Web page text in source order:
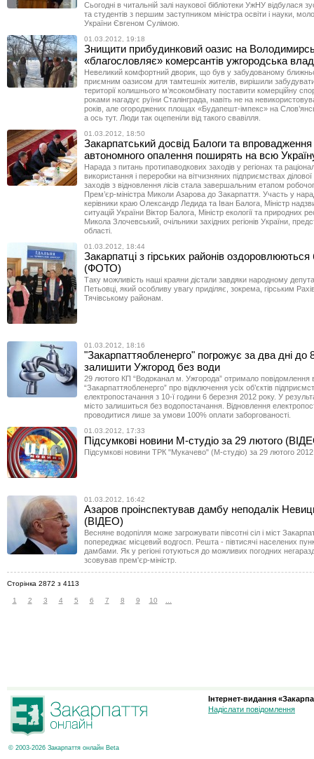
Сьогодні в читальній залі наукової бібліотеки УжНУ відбулася
та студентів з першим заступником міністра освіти і науки,
України Євгеном Сулімою.
01.03.2012, 19:18
Знищити прибудинковий оазис на
«благословляє» комерсантів ужгородська
Невеликий комфортний дворик, що був у забудованому
приємним оазисом для тамтешніх жителів, вирішили
території колишнього м’ясокомбінату поставити комерційну
роками нагадує руїни Сталінграда, навіть не на
років, але огороджених площах «Будапешт-імпекс» на
а ось тут. Люди так оцепеніли від такого свавілля.
01.03.2012, 18:50
Закарпатський досвід Балоги та впровадження
автономного опалення поширять на всю
Нарада з питань протипаводкових заходів у регіонах та
використання і переробки на вітчизняних підприємствах
заходів з відновлення лісів стала завершальним етапом
Прем’єр-міністра Миколи Азарова до Закарпаття. Участь у
керівники краю Олександр Ледида та Іван Балога, Міністр
ситуацій України Віктор Балога, Міністр екології та природних
Микола Злочевський, очільники західних регіонів України,
області.
01.03.2012, 18:44
Закарпатці з гірських районів
(ФОТО)
Таку можливість наші краяни дістали завдяки народному
Петьовці, який особливу увагу приділяє, зокрема, гірським
Тячівському районам.
01.03.2012, 18:16
"Закарпаттяобленерго" погрожує за два дні до
залишити Ужгород без води
29 лютого КП “Водоканал м. Ужгорода” отримало повідомлення
“Закарпаттяобленерго” про відключення усіх об’єктів
електропостачання з 10-ї години 6 березня 2012 року. У
місто залишиться без водопостачання. Відновлення
проводитися лише за умови 100% оплати заборгованості.
01.03.2012, 17:33
Підсумкові новини М-студіо за 29 лютого
Підсумкові новини ТРК "Мукачево" (М-студіо) за 29 лютого
01.03.2012, 16:42
Азаров проінспектував дамбу неподалік
(ВІДЕО)
Весняне водопілля може загрожувати півсотні сіл і міст
попереджає місцевий водгосп. Решта - півтисячі населених
дамбами. Як у регіоні готуються до можливих погодних
зсовував прем'єр-міністр.
Сторінка 2872 з 4113
1 2 3 4 5 6 7 8 9 10
© 2003-2026 Закарпаття онлайн Beta
Інтернет-видання
Надіслати повідомлення